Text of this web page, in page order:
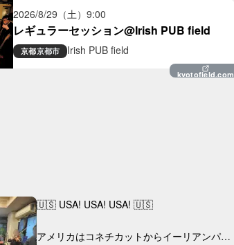
2026/8/29（土） 9:00
レギュラーセッション@Irish PUB field
京都京都市 Irish PUB field
kyotofield.com
🇺🇸 USA! USA! USA! 🇺🇸
アメリカはコネチカットからイーリアンパイ